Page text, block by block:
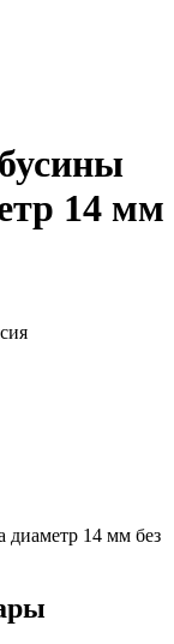
14 мм
диаметр 14 мм без